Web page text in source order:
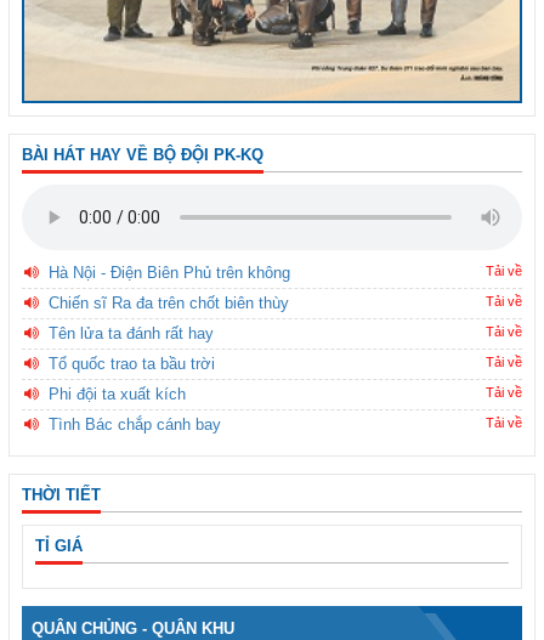
BÀI HÁT HAY VỀ BỘ ĐỘI PK-KQ
Hà Nội - Điện Biên Phủ trên không Tải về
Chiến sĩ Ra đa trên chốt biên thùy Tải về
Tên lửa ta đánh rất hay Tải về
Tổ quốc trao ta bầu trời Tải về
Phi đội ta xuất kích Tải về
Tình Bác chắp cánh bay Tải về
THỜI TIẾT
TỈ GIÁ
QUÂN CHỦNG - QUÂN KHU